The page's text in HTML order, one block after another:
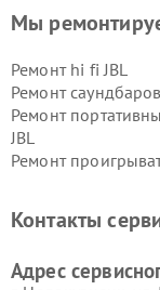
Мы
Ремонт hi fi JBL
Ремонт
Ремонт
JBL
Ремонт
Контакты
Адрес